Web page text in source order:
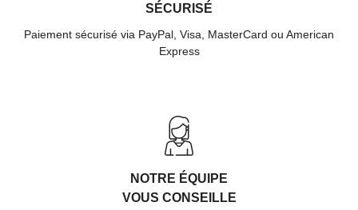
SÉCURISÉ
Paiement sécurisé via PayPal, Visa, MasterCard ou American
Express
NOTRE ÉQUIPE
VOUS CONSEILLE